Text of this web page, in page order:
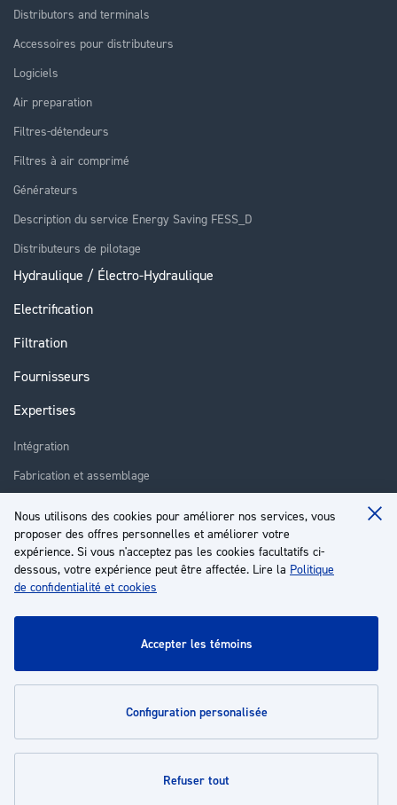
Nous utilisons des cookies pour améliorer nos services, vous
proposer des offres personnelles et améliorer votre
expérience. Si vous n'acceptez pas les cookies facultatifs ci-
dessous, votre expérience peut être affectée. Lire la Politique
de confidentialité et cookies
accepter les témoins
configuration personalisée
refuser tout
Distributors and terminals
Accessoires pour distributeurs
Logiciels
Air preparation
Filtres-détendeurs
Filtres à air comprimé
Générateurs
Description du service Energy Saving FESS_D
Distributeurs de pilotage
Hydraulique / Électro-Hydraulique
Electrification
Filtration
Fournisseurs
Expertises
Intégration
Fabrication et assemblage
Réparation
Formation
À propos
Service client